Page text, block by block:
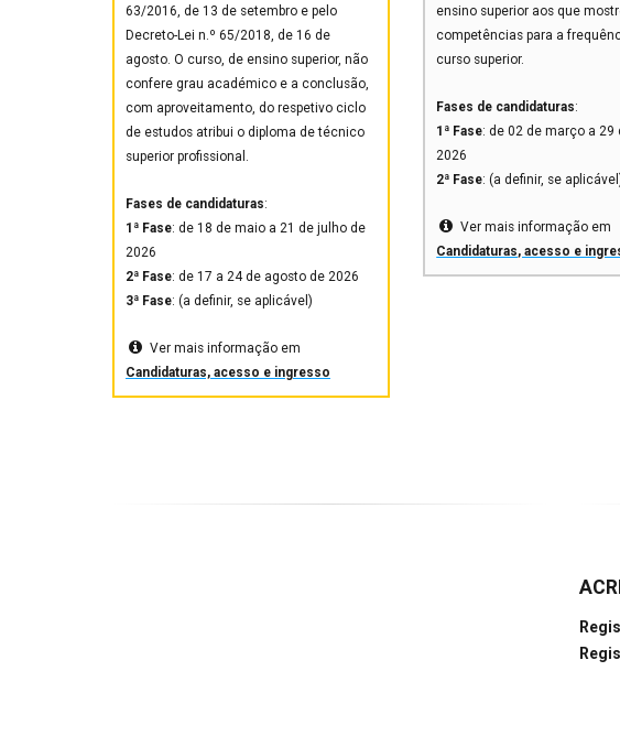
63/2016, de 13 de setembro e pelo
Decreto-Lei n.º 65/2018, de 16 de
agosto. O curso, de ensino superior, não
confere grau académico e a conclusão,
com aproveitamento, do respetivo ciclo
de estudos atribui o diploma de técnico
superior profissional.
Fases de candidaturas:
1ª Fase: de 18 de maio a 21 de julho de
2026
2ª Fase: de 17 a 24 de agosto de 2026
3ª Fase: (a definir, se aplicável)
Ver mais informação em
Candidaturas, acesso e ingresso
ensino superior aos que
competências para a
curso superior.
Fases de candidaturas:
1ª Fase: de 02 de março a 29
2026
2ª Fase: (a definir, se
Ver mais informação em
Candidaturas, acesso e